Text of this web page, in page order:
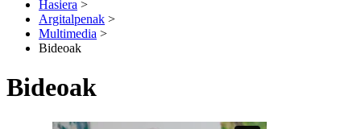
Hasiera >
Argitalpenak >
Multimedia >
Bideoak
Bideoak